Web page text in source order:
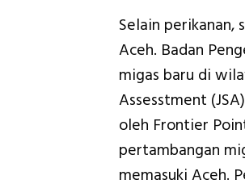
Selain perikanan,
Aceh. Badan
migas baru di
Assesstment
oleh Frontier
pertambangan
memasuki Aceh.